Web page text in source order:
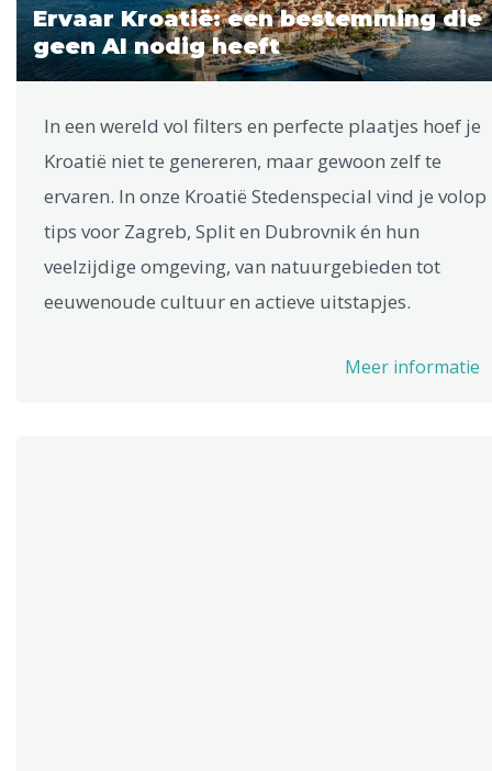
Ervaar Kroatië: een bestemming die
geen AI nodig heeft
In een wereld vol filters en perfecte plaatjes hoef je
Kroatië niet te genereren, maar gewoon zelf te
ervaren. In onze Kroatië Stedenspecial vind je volop
tips voor Zagreb, Split en Dubrovnik én hun
veelzijdige omgeving, van natuurgebieden tot
eeuwenoude cultuur en actieve uitstapjes.
Meer informatie